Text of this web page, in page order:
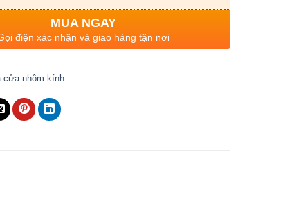
MUA NGAY
điện xác nhận và giao hàng tận nơi
cửa nhôm kính